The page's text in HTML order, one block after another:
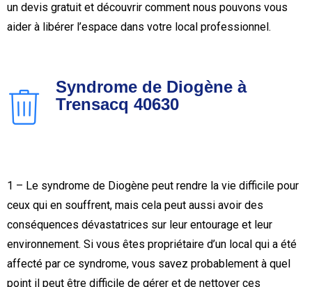
un devis gratuit et découvrir comment nous pouvons vous
aider à libérer l’espace dans votre local professionnel.
Syndrome de Diogène à
Trensacq 40630
1 – Le syndrome de Diogène peut rendre la vie difficile pour
ceux qui en souffrent, mais cela peut aussi avoir des
conséquences dévastatrices sur leur entourage et leur
environnement. Si vous êtes propriétaire d’un local qui a été
affecté par ce syndrome, vous savez probablement à quel
point il peut être difficile de gérer et de nettoyer ces